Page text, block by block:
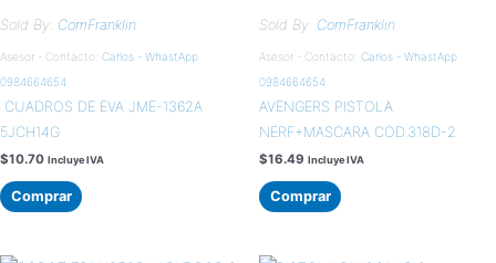
Sold By: ComFranklin
Asesor - Contacto: Carlos - WhastApp
0984664654
CUADROS DE EVA JME-1362A
5JCH14G
$10.70 Incluye IVA
Comprar
Sold By: ComFranklin
Asesor - Contacto: Carlos - WhastApp
0984664654
AVENGERS PISTOLA
NERF+MASCARA COD.318D-2
$16.49 Incluye IVA
Comprar